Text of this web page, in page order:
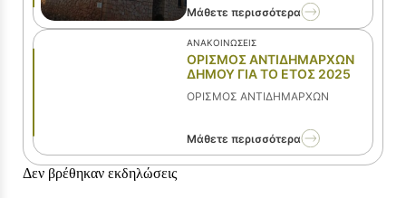
Παιδίατρου πατήστε εδώ
Μάθετε περισσότερα
ΑΝΑΚΟΙΝΏΣΕΙΣ
ΟΡΙΣΜΟΣ ΑΝΤΙΔΗΜΑΡΧΩΝ
ΔΗΜΟΥ ΓΙΑ ΤΟ ΕΤΟΣ 2025
ΟΡΙΣΜΟΣ ΑΝΤΙΔΗΜΑΡΧΩΝ
Μάθετε περισσότερα
Δεν βρέθηκαν εκδηλώσεις